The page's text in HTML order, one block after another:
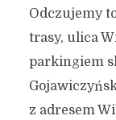
Odczujemy
trasy, ulica
parkingiem
z adresem